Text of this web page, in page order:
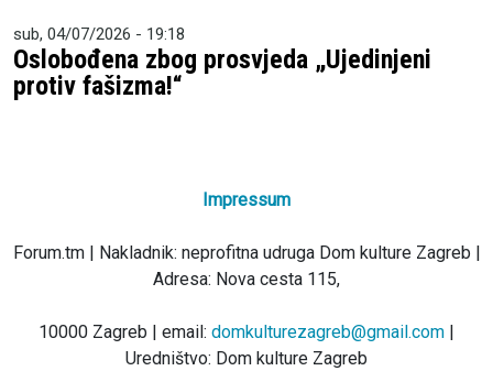
sub, 04/07/2026 - 19:18
Oslobođena zbog prosvjeda „Ujedinjeni
protiv fašizma!“
Impressum
Forum.tm | Nakladnik: neprofitna udruga Dom kulture Zagreb |
Adresa: Nova cesta 115,
10000 Zagreb | email: domkulturezagreb@gmail.com |
Uredništvo: Dom kulture Zagreb